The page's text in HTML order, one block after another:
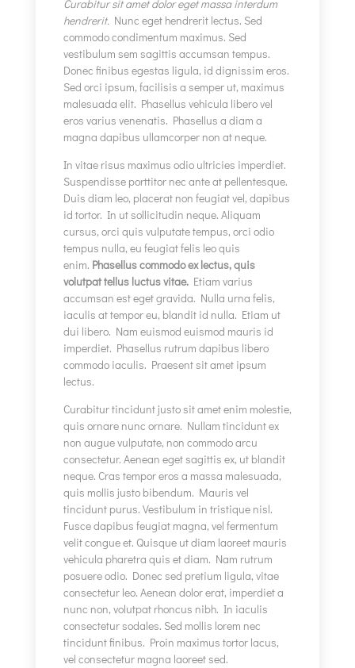
Curabitur sit amet dolor eget massa interdum
hendrerit.Nunc eget hendrerit lectus. Sed
commodo condimentum maximus. Sed
vestibulum sem sagittis accumsan tempus.
Donec finibus egestas ligula, id dignissim eros.
Sed orci ipsum, facilisis a semper ut, maximus
malesuada elit. Phasellus vehicula libero vel
eros varius venenatis. Phasellus a diam a
magna dapibus ullamcorper non at neque.
In vitae risus maximus odio ultricies imperdiet.
Suspendisse porttitor nec ante at pellentesque.
Duis diam leo, placerat non feugiat vel, dapibus
id tortor. In ut sollicitudin neque. Aliquam
cursus, orci quis vulputate tempus, orci odio
tempus nulla, eu feugiat felis leo quis
enim. Phasellus commodo ex lectus, quis
volutpat tellus luctus vitae.Etiam varius
accumsan est eget gravida. Nulla urna felis,
iaculis at tempor eu, blandit id nulla. Etiam ut
dui libero. Nam euismod euismod mauris id
imperdiet. Phasellus rutrum dapibus libero
commodo iaculis. Praesent sit amet ipsum
lectus.
Curabitur tincidunt justo sit amet enim molestie,
quis ornare nunc ornare. Nullam tincidunt ex
non augue vulputate, non commodo arcu
consectetur. Aenean eget sagittis ex, ut blandit
neque. Cras tempor eros a massa malesuada,
quis mollis justo bibendum. Mauris vel
tincidunt purus. Vestibulum in tristique nisl.
Fusce dapibus feugiat magna, vel fermentum
velit congue et. Quisque ut diam laoreet mauris
vehicula pharetra quis et diam. Nam rutrum
posuere odio. Donec sed pretium ligula, vitae
consectetur leo. Aenean dolor erat, imperdiet a
nunc non, volutpat rhoncus nibh. In iaculis
consectetur sodales. Sed mollis lorem nec
tincidunt finibus. Proin maximus tortor lacus,
vel consectetur magna laoreet sed.